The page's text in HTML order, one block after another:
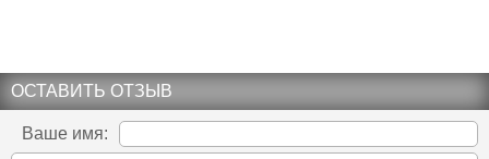
ОСТАВИТЬ ОТЗЫВ
Ваше имя: